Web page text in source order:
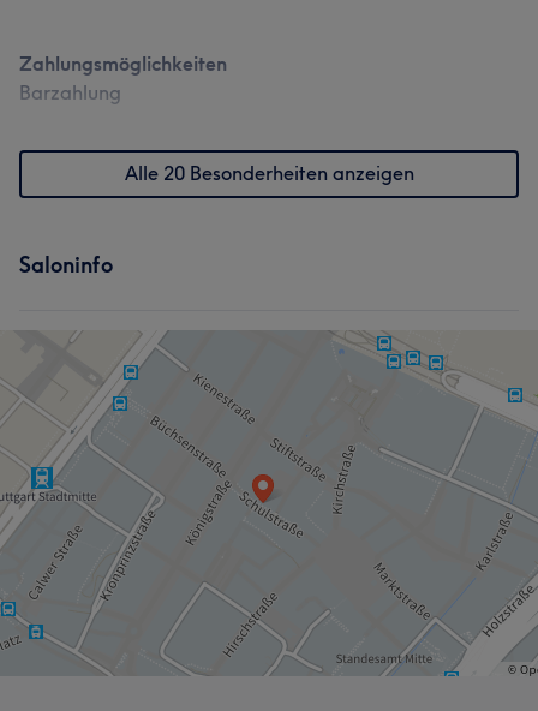
Zahlungsmöglichkeiten
Barzahlung
Alle 20 Besonderheiten anzeigen
Saloninfo